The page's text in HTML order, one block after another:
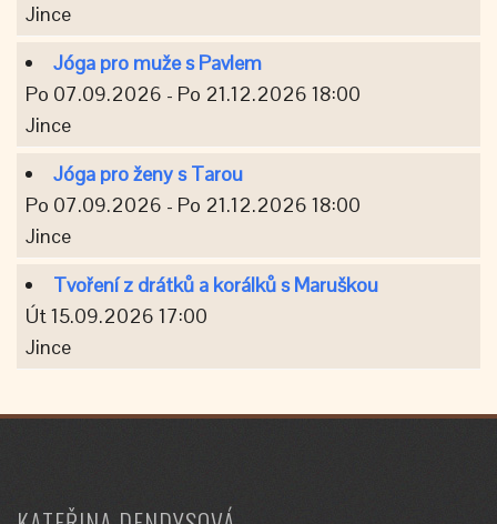
Jince
Jóga pro muže s Pavlem
Po 07.09.2026 - Po 21.12.2026 18:00
Jince
Jóga pro ženy s Tarou
Po 07.09.2026 - Po 21.12.2026 18:00
Jince
Tvoření z drátků a korálků s Maruškou
Út 15.09.2026 17:00
Jince